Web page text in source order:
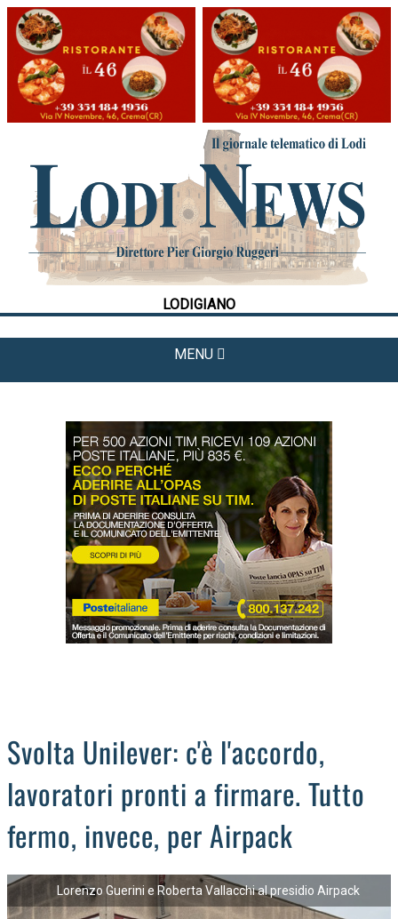
LODIGIANO
MENU
HOME
CRONACA
POLITICA
LA FOTO
METEO
CULTURA
DAL TERRITORIO
OROSCOPO
LA PIAZZA
ANIMALI
OCCHIO ALLA TRUFFA
NECROLOGI
Svolta Unilever: c'è l'accordo,
lavoratori pronti a firmare. Tutto
fermo, invece, per Airpack
Lorenzo Guerini e Roberta Vallacchi al presidio Airpack